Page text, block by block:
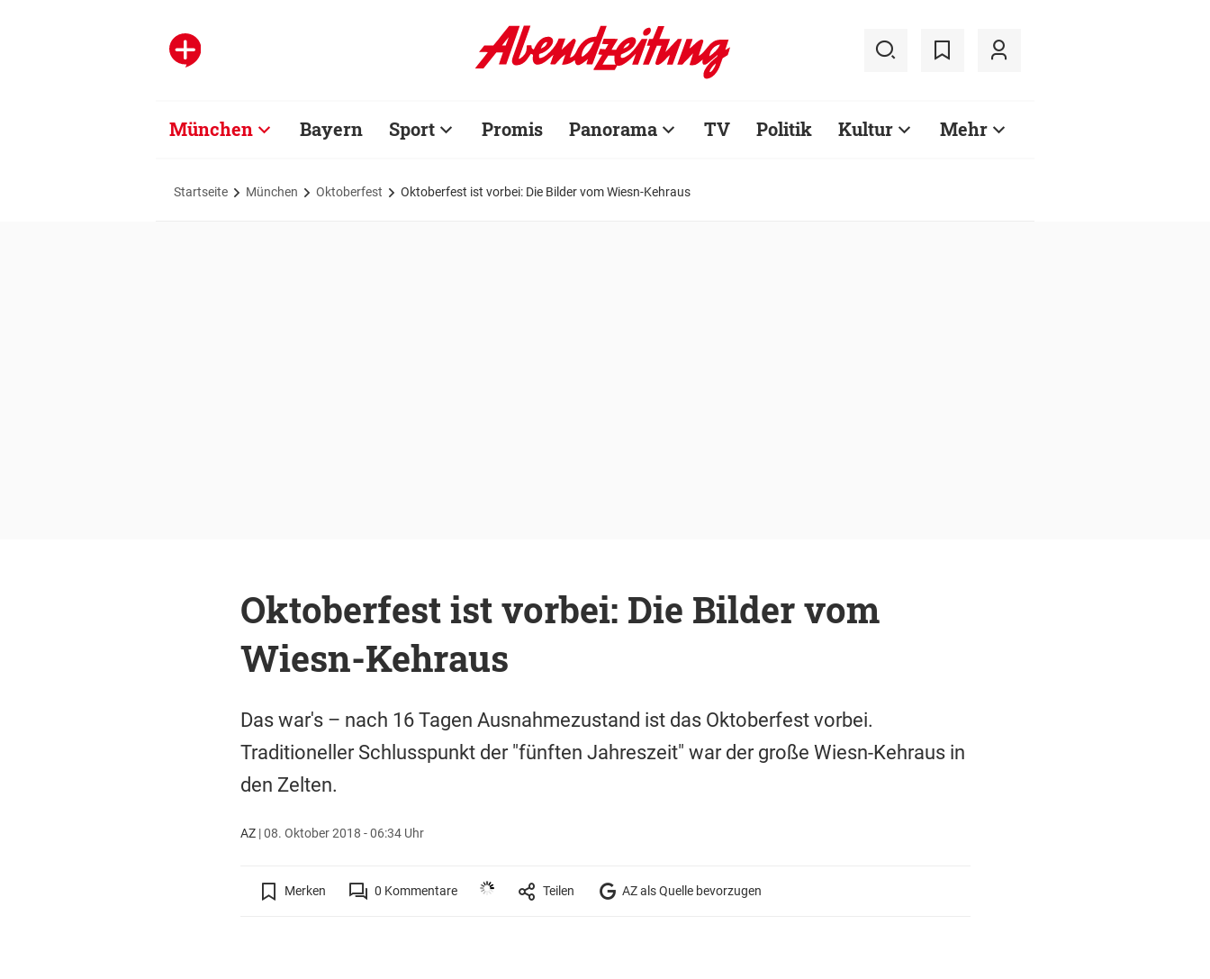
München Bayern Sport Promis Panorama TV Politik Kultur Mehr
Startseite München Oktoberfest Oktoberfest ist vorbei: Die Bilder vom Wiesn-Kehraus
Oktoberfest ist vorbei: Die Bilder vom
Wiesn-Kehraus
Das war's – nach 16 Tagen Ausnahmezustand ist das Oktoberfest vorbei.
Traditioneller Schlusspunkt der "fünften Jahreszeit" war der große Wiesn-Kehraus in
den Zelten.
AZ|08. Oktober 2018 - 06:34 Uhr
Merken 0 Kommentare Teilen AZ als Quelle bevorzugen